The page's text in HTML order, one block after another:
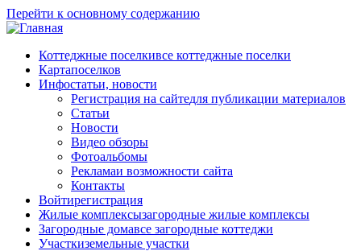
Перейти к основному содержанию
Коттеджные поселкивсе коттеджные поселки
Картапоселков
Инфостатьи, новости
Регистрация на сайтедля публикации материалов
Статьи
Новости
Видео обзоры
Фотоальбомы
Рекламаи возможности сайта
Контакты
Войтирегистрация
Жилые комплексызагородные жилые комплексы
Загородные домавсе загородные коттеджи
Участкиземельные участки